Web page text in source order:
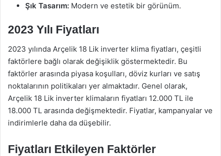
Şık Tasarım: Modern ve estetik bir görünüm.
2023 Yılı Fiyatları
2023 yılında Arçelik 18 Lik inverter klima fiyatları, çeşitli
faktörlere bağlı olarak değişiklik göstermektedir. Bu
faktörler arasında piyasa koşulları, döviz kurları ve satış
noktalarının politikaları yer almaktadır. Genel olarak,
Arçelik 18 Lik inverter klimaların fiyatları 12.000 TL ile
18.000 TL arasında değişmektedir. Fiyatlar, kampanyalar ve
indirimlerle daha da düşebilir.
Fiyatları Etkileyen Faktörler